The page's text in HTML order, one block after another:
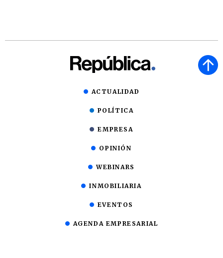
ACTUALIDAD
POLÍTICA
EMPRESA
OPINIÓN
WEBINARS
INMOBILIARIA
EVENTOS
AGENDA EMPRESARIAL